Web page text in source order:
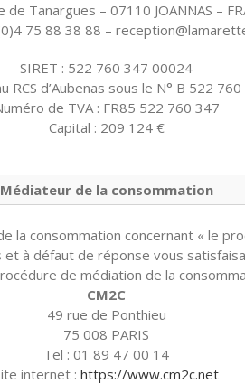
Tanargues – 07110 JOANNAS –
75 88 38 88 –
SIRET : 522 760 347 00024
RCS d’Aubenas sous le N° B 522
de TVA : FR85 522 760 347
Capital : 209 124 €
Médiateur de la consommation
la consommation concernant « le
à défaut de réponse vous
de médiation de la
CM2C
49 rue de Ponthieu
75 008 PARIS
Tel : 01 89 47 00 14
internet :https://www.cm2c.net